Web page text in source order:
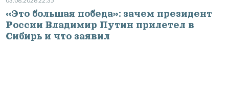
«Это большая победа»: зачем президент
России Владимир Путин прилетел в
Сибирь и что заявил